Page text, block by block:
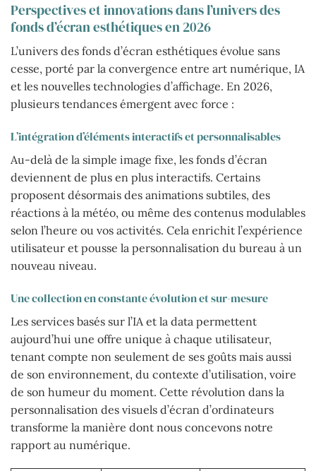
Perspectives et innovations dans l’univers des
fonds d’écran esthétiques en 2026
L’univers des fonds d’écran esthétiques évolue sans
cesse, porté par la convergence entre art numérique, IA
et les nouvelles technologies d’affichage. En 2026,
plusieurs tendances émergent avec force :
L’intégration d’éléments interactifs et personnalisables
Au-delà de la simple image fixe, les fonds d’écran
deviennent de plus en plus interactifs. Certains
proposent désormais des animations subtiles, des
réactions à la météo, ou même des contenus modulables
selon l’heure ou vos activités. Cela enrichit l’expérience
utilisateur et pousse la personnalisation du bureau à un
nouveau niveau.
Une collection en constante évolution et sur-mesure
Les services basés sur l’IA et la data permettent
aujourd’hui une offre unique à chaque utilisateur,
tenant compte non seulement de ses goûts mais aussi
de son environnement, du contexte d’utilisation, voire
de son humeur du moment. Cette révolution dans la
personnalisation des visuels d’écran d’ordinateurs
transforme la manière dont nous concevons notre
rapport au numérique.